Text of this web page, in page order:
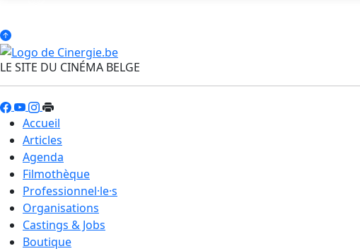
LE SITE DU CINÉMA BELGE
Accueil
Articles
Agenda
Filmothèque
Professionnel·le·s
Organisations
Castings & Jobs
Boutique